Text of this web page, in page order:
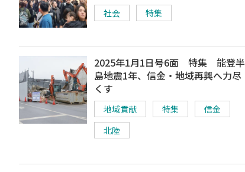
社会 特集
2025年1月1日号6面 特集 能登半
島地震1年、信金・地域再興へ力尽
くす
地域貢献 特集
信金
北陸